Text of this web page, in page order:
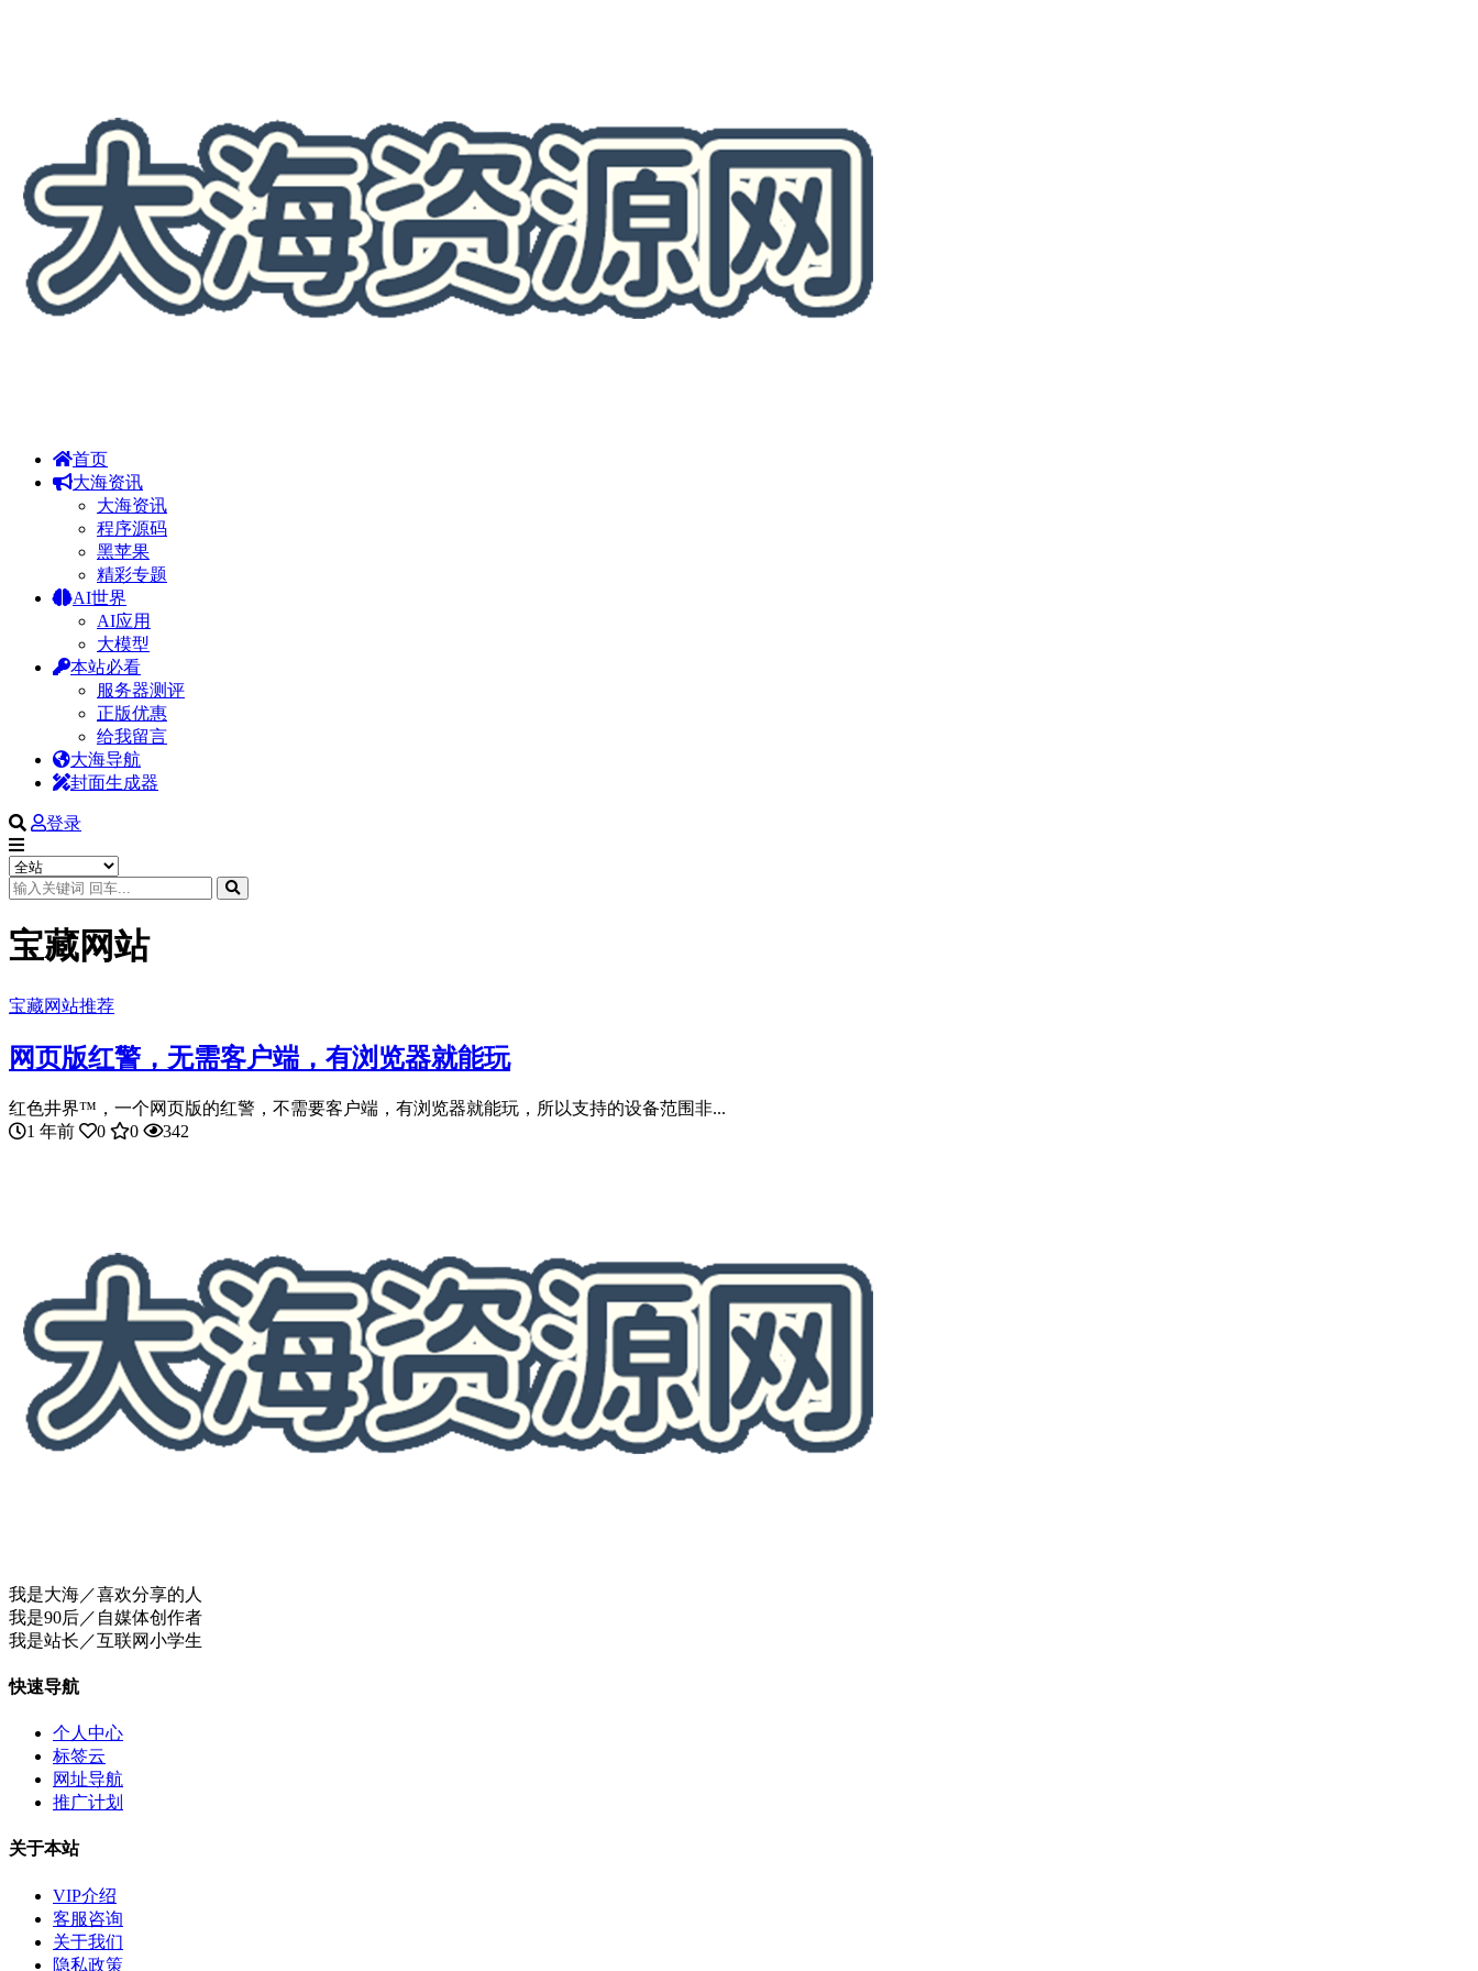
首页
大海资讯
大海资讯
程序源码
黑苹果
精彩专题
AI世界
AI应用
大模型
本站必看
服务器测评
正版优惠
给我留言
大海导航
封面生成器
登录
宝藏网站
宝藏网站推荐
网页版红警，无需客户端，有浏览器就能玩
红色井界™，一个网页版的红警，不需要客户端，有浏览器就能玩，所以支持的设备范围非...
1 年前
0 0 342
我是大海／喜欢分享的人
我是90后／自媒体创作者
我是站长／互联网小学生
快速导航
个人中心
标签云
网址导航
推广计划
关于本站
VIP介绍
客服咨询
关于我们
隐私政策